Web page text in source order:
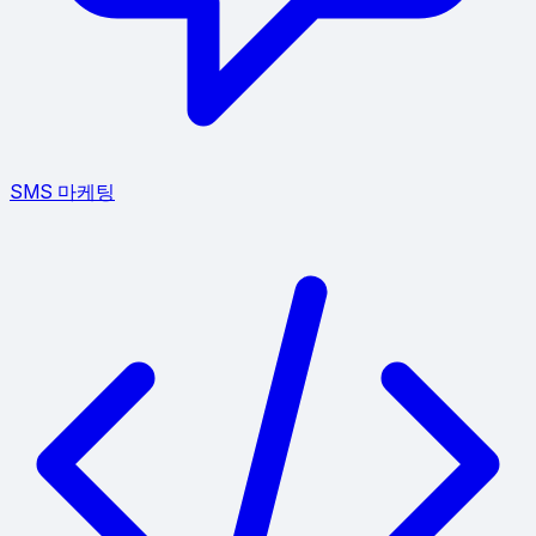
SMS 마케팅